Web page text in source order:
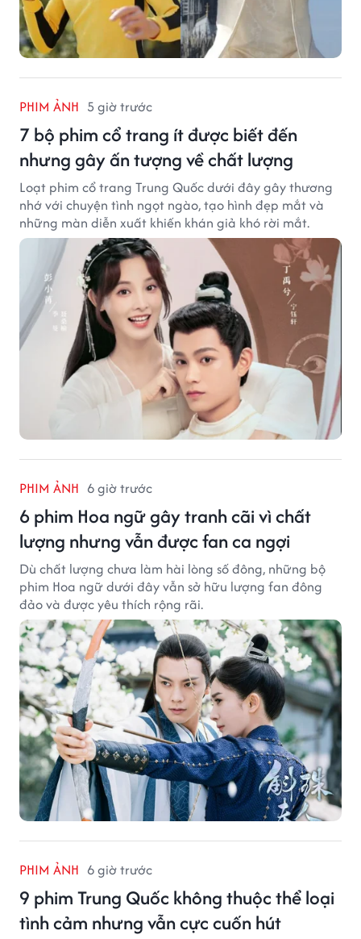
PHIM ẢNH 5 giờ trước
7 bộ phim cổ trang ít được biết đến
nhưng gây ấn tượng về chất lượng
Loạt phim cổ trang Trung Quốc dưới đây gây thương
nhớ với chuyện tình ngọt ngào, tạo hình đẹp mắt và
những màn diễn xuất khiến khán giả khó rời mắt.
PHIM ẢNH 6 giờ trước
6 phim Hoa ngữ gây tranh cãi vì chất
lượng nhưng vẫn được fan ca ngợi
Dù chất lượng chưa làm hài lòng số đông, những bộ
phim Hoa ngữ dưới đây vẫn sở hữu lượng fan đông
đảo và được yêu thích rộng rãi.
PHIM ẢNH 6 giờ trước
9 phim Trung Quốc không thuộc thể loại
tình cảm nhưng vẫn cực cuốn hút